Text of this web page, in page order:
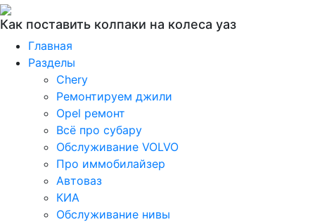
Как поставить колпаки на колеса уаз
Главная
Разделы
Chery
Ремонтируем джили
Opel ремонт
Всё про субару
Обслуживание VOLVO
Про иммобилайзер
Автоваз
КИА
Обслуживание нивы